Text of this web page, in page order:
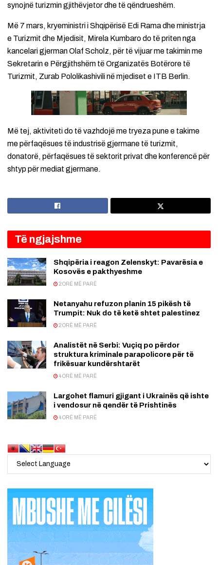
synojnë turizmin gjithëvjetor dhe të qëndrueshëm.
Më 7 mars, kryeministri i Shqipërisë Edi Rama dhe ministrja
e Turizmit dhe Mjedisit, Mirela Kumbaro do të priten nga
kancelari gjerman Olaf Scholz, për të vijuar me takimin me
Sekretarin e Përgjithshëm të Organizatës Botërore të
Turizmit, Zurab Pololikashivili në mjediset e ITB Berlin.
Më tej, aktiviteti do të vazhdojë me tryeza pune e takime
me përfaqësues të industrisë gjermane të turizmit,
donatorë, përfaqësues të sektorit privat dhe konferencë për
shtyp për mediat gjermane.
Të ngjajshme
Shqipëria i reagon Zelenskyt: Pavarësia e
Kosovës e pakthyeshme
2 ORË MË PARË
Netanyahu refuzon planin 15 pikësh të
Trumpit: Nuk do të ketë shtet palestinez
2 ORË MË PARË
Analistët në Serbi: Vuçiq po përdor
struktura kriminale parapolicore për të
frikësuar kundërshtarët
4 ORË MË PARË
Largohet flamuri gjigant i Ukrainës që ishte
i vendosur në qendër të Prishtinës
4 ORË MË PARË